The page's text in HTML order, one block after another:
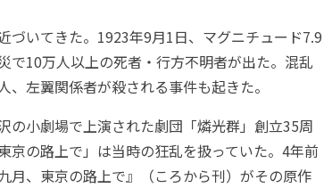
づいてきた。1923年9月1日、マグニチュード7.9
で10万人以上の死者・行方不明者が出た。混乱
、左翼関係者が殺される事件も起きた。
の小劇場で上演された劇団「燐光群」創立35周
京の路上で」は当時の狂乱を扱っていた。4年前
月、東京の路上で』（ころから刊）がその原作